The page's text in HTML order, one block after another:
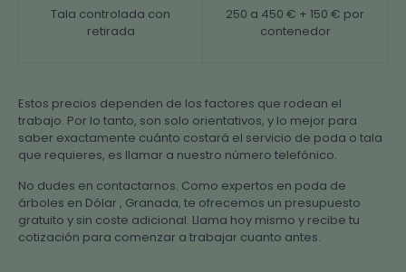
Tala controlada con
retirada
250 a 450 € + 150 € por
contenedor
Estos precios dependen de los factores que rodean el
trabajo. Por lo tanto, son solo orientativos, y lo mejor para
saber exactamente cuánto costará el servicio de poda o tala
que requieres, es llamar a nuestro número telefónico.
No dudes en contactarnos. Como expertos en poda de
árboles en Dólar , Granada, te ofrecemos un presupuesto
gratuito y sin coste adicional. Llama hoy mismo y recibe tu
cotización para comenzar a trabajar cuanto antes.